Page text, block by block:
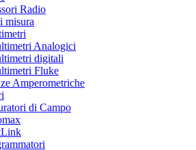
Radio
misura
Analogici
digitali
Fluke
Amperometriche
di Campo